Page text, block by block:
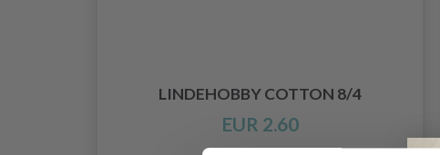
LINDEHOBBY COTTON 8/4
EUR 2.60